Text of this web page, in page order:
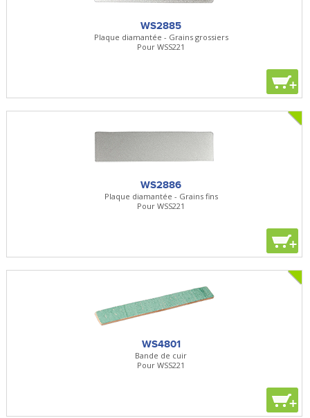
WS2885
Plaque diamantée - Grains grossiers
Pour WSS221
+
WS2886
Plaque diamantée - Grains fins
Pour WSS221
+
WS4801
Bande de cuir
Pour WSS221
+